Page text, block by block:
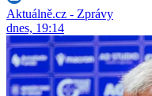
Aktuálně.cz - Zprávy
dnes, 19:14